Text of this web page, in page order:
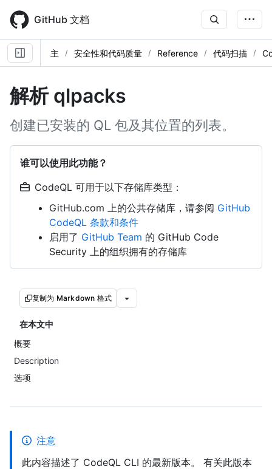
main
content
GitHub 文档
主 安全性和代码质量 Reference 代码扫描
解析 qlpacks
创建已安装的 QL 包及其位置的列表。
谁可以使用此功能？
CodeQL 可用于以下存储库类型：
GitHub.com 上的公共存储库，请参阅 GitHub
CodeQL 条款和条件
启用了 GitHub Team 的 GitHub Code
Security 上的组织拥有的存储库
复制为 Markdown 格式
在本文中
概要
Description
选项
注意
此内容描述了 CodeQL CLI 的最新版本。 有关此版本